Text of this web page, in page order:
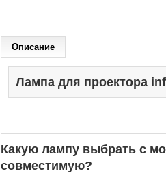
Описание
Лампа для проектора
Какую лампу выбрать с
совместимую?